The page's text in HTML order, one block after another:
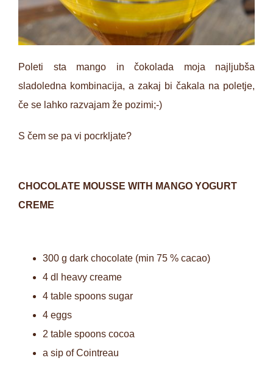
Poleti sta mango in čokolada moja najljubša
sladoledna kombinacija, a zakaj bi čakala na poletje,
če se lahko razvajam že pozimi;-)
S čem se pa vi pocrkljate?
CHOCOLATE MOUSSE WITH MANGO YOGURT
CREME
300 g dark chocolate (min 75 % cacao)
4 dl heavy creame
4 table spoons sugar
4 eggs
2 table spoons cocoa
a sip of Cointreau